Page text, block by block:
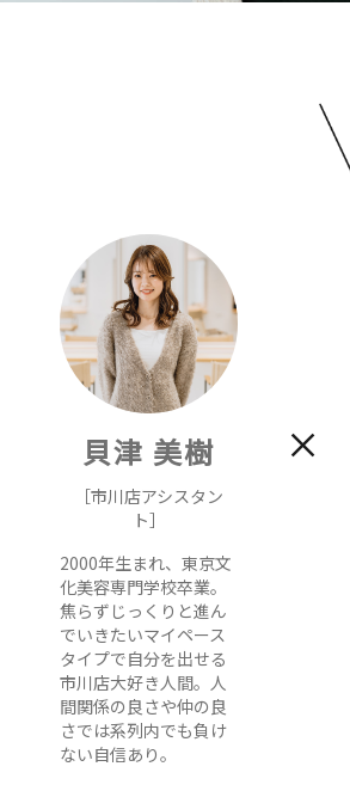
貝津 美樹
［市川店アシスタン
ト］
2000年生まれ、東京文
化美容専門学校卒業。
焦らずじっくりと進ん
でいきたいマイペース
タイプで自分を出せる
市川店大好き人間。人
間関係の良さや仲の良
さでは系列内でも負け
ない自信あり。